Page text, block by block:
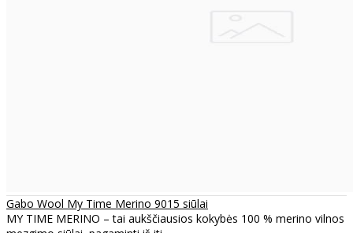
Gabo Wool My Time Merino 9015 siūlai
MY TIME MERINO – tai aukščiausios kokybės 100 % merino vilnos